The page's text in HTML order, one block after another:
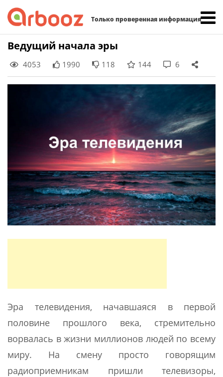
Только проверенная информация
Skip
content
Ведущий начала эры
4053 1990 118 144 6
Эра телевидения, начавшаяся в первой
половине прошлого века, стремительно
ворвалась в жизни миллионов людей по всему
миру. На смену просто говорящим
радиоприемникам пришли телевизоры,
Найти: